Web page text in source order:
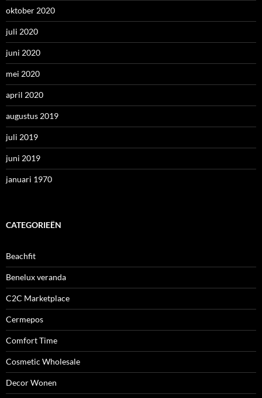
oktober 2020
juli 2020
juni 2020
mei 2020
april 2020
augustus 2019
juli 2019
juni 2019
januari 1970
CATEGORIEËN
Beachfit
Benelux veranda
C2C Marketplace
Cermepos
Comfort Time
Cosmetic Wholesale
Decor Wonen